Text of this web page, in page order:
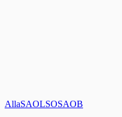
AllaSAOLSOSAOB